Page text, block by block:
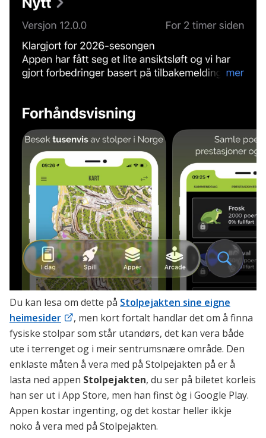
Du kan lesa om dette på Stolpejakten sine eigne
heimesider
, men kort fortalt handlar det om å finna
fysiske stolpar som står utandørs, det kan vera både
ute i terrenget og i meir sentrumsnære område. Den
enklaste måten å vera med på Stolpejakten på er å
lasta ned appen Stolpejakten, du ser på biletet korleis
han ser ut i App Store, men han finst òg i Google Play.
Appen kostar ingenting, og det kostar heller ikkje
noko å vera med på Stolpejakten.